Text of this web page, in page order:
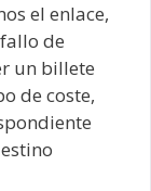
el enlace,
de
un billete
de coste,